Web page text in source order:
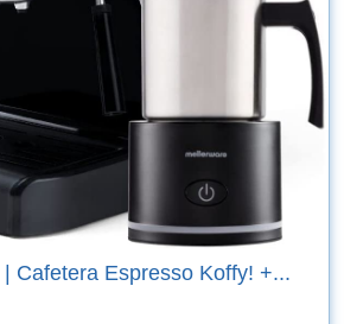
Cafetera Espresso Koffy! +...